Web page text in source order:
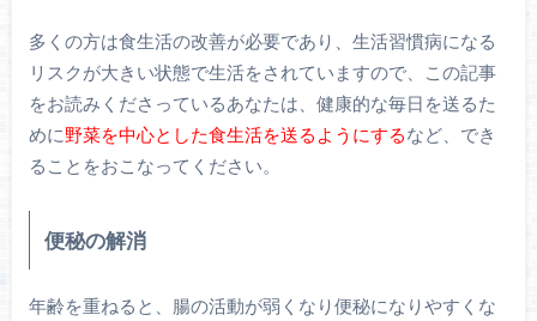
多くの方は食生活の改善が必要であり、生活習慣病になる
リスクが大きい状態で生活をされていますので、この記事
をお読みくださっているあなたは、健康的な毎日を送るた
めに野菜を中心とした食生活を送るようにするなど、でき
ることをおこなってください。
便秘の解消
年齢を重ねると、腸の活動が弱くなり便秘になりやすくな